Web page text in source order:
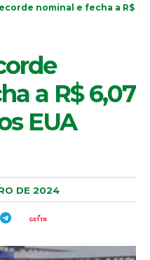
nominal e fecha a R$
a R$ 6,07
EUA
DE 2024